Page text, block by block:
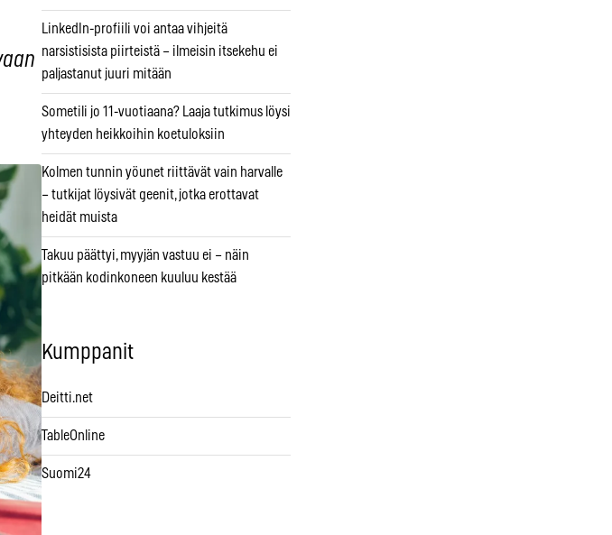
LinkedIn-profiili voi antaa vihjeitä
narsistisista piirteistä – ilmeisin itsekehu ei
paljastanut juuri mitään
Sometili jo 11-vuotiaana? Laaja tutkimus löysi
yhteyden heikkoihin koetuloksiin
Kolmen tunnin yöunet riittävät vain harvalle
– tutkijat löysivät geenit, jotka erottavat
heidät muista
Takuu päättyi, myyjän vastuu ei – näin
pitkään kodinkoneen kuuluu kestää
Kumppanit
Deitti.net
TableOnline
Suomi24